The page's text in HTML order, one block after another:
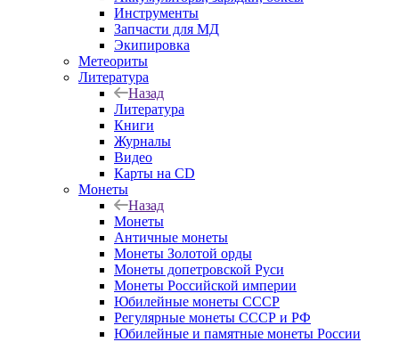
Инструменты
Запчасти для МД
Экипировка
Метеориты
Литература
Назад
Литература
Книги
Журналы
Видео
Карты на CD
Монеты
Назад
Монеты
Античные монеты
Монеты Золотой орды
Монеты допетровской Руси
Монеты Российской империи
Юбилейные монеты СССР
Регулярные монеты СССР и РФ
Юбилейные и памятные монеты России